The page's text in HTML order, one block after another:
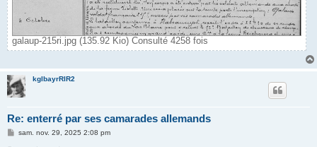
galaup-215ri.jpg (135.92 Kio) Consulté 4258 fois
kglbayrRIR2
Re: enterré par ses camarades allemands
Msam. nov. 29, 2025 2:08 pm